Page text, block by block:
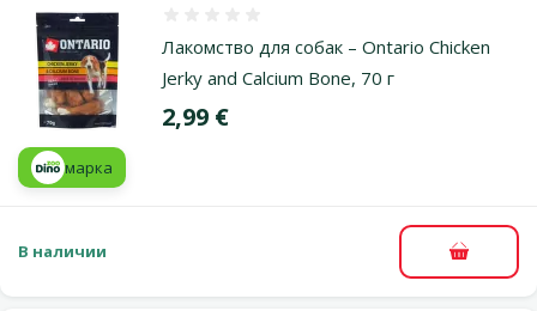
Лакомство для собак – Ontario Chicken
Jerky and Calcium Bone, 70 г
Цена
2,99 €
марка
В наличии В